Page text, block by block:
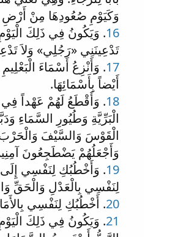
وَكَيَوْمِ صُعُودِهَا مِنْ
16. وَيَكُونُ فِي ذَلِكَ
تَدْعِينَنِي «رَجُلِي» وَلاَ
17. وَأَنْزِعُ أَسْمَاءَ
أَيْضاً بِأَسْمَائِهَا.
18. وَأَقْطَعُ لَهُمْ عَهْداً
الْبَرِّيَّةِ وَطُيُورِ السَّمَاءِ
الْقَوْسَ وَالسَّيْفَ
وَأَجْعَلُهُمْ يَضْطَجِعُونَ
19. وَأَخْطُبُكِ لِنَفْسِي إِلَى
لِنَفْسِي بِالْعَدْلِ وَالْحَقِّ
20. أَخْطُبُكِ لِنَفْسِي
21. وَيَكُونُ فِي ذَلِكَ